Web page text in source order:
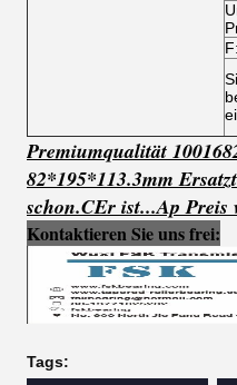
Premiumqualität
82*195*113.3mm
schon.CEr ist...Ap Preis
Kontaktieren Sie uns frei:
Tags: